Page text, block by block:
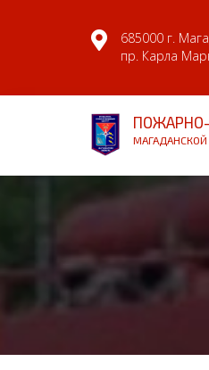
685000 г.
пр. Карла
МАГАДАНСКОЙ